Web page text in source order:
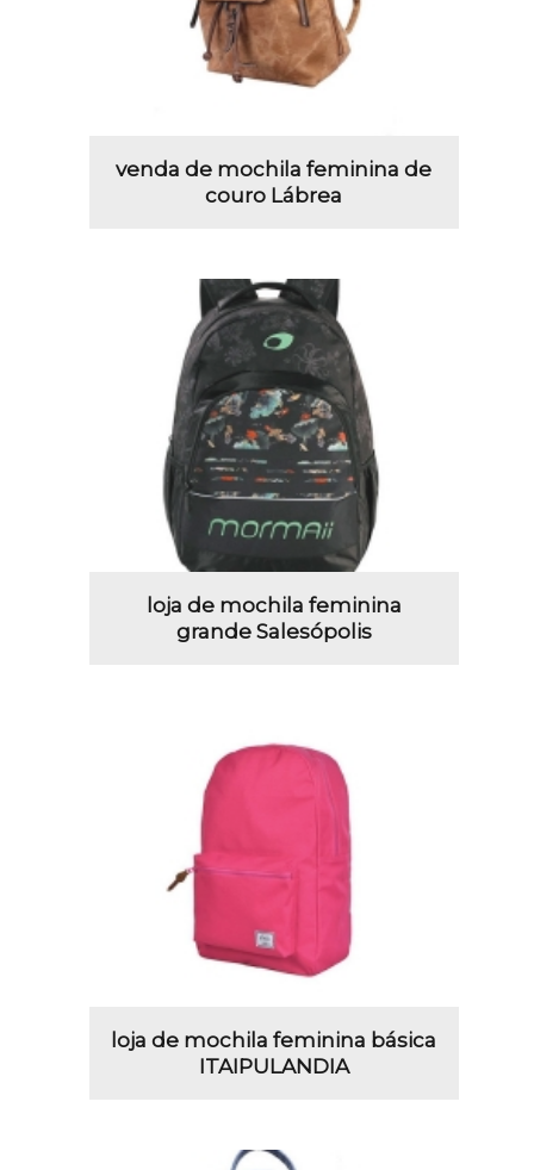
venda de mochila feminina de
couro Lábrea
loja de mochila feminina
grande Salesópolis
loja de mochila feminina básica
ITAIPULANDIA